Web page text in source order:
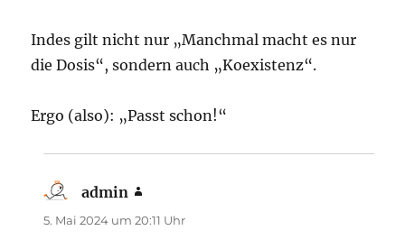
Indes gilt nicht nur „Manchmal macht es nur
die Dosis“, sondern auch „Koexistenz“.
Ergo (also): „Passt schon!“
admin
5. Mai 2024 um 20:11 Uhr